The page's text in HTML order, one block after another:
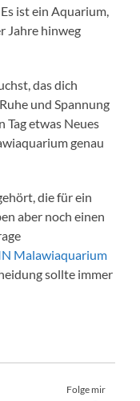
ist ein Aquarium,
Jahre hinweg
das dich
und Spannung
Tag etwas Neues
genau
die für ein
aber noch einen
Malawiaquarium
sollte immer
Folge mir